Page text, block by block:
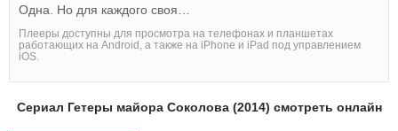
Одна. Но для каждого своя…
Плееры доступны для просмотра на телефонах и планшетах
работающих на Android, а также на iPhone и iPad под управлением
iOS.
Сериал Гетеры майора Соколова (2014) смотреть онлайн